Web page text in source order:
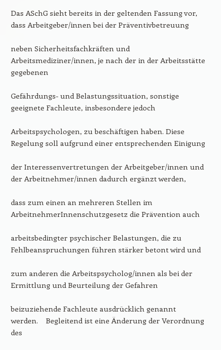
Das ASchG sieht bereits in der geltenden Fassung vor,
dass Arbeitgeber/innen bei der Präventivbetreuung
neben Sicherheitsfachkräften und
Arbeitsmediziner/innen, je nach der in der Arbeitsstätte
gegebenen
Gefährdungs- und Belastungssituation, sonstige
geeignete Fachleute, insbesondere jedoch
Arbeitspsychologen, zu beschäftigen haben. Diese
Regelung soll aufgrund einer entsprechenden Einigung
der Interessenvertretungen der Arbeitgeber/innen und
der Arbeitnehmer/innen dadurch ergänzt werden,
dass zum einen an mehreren Stellen im
ArbeitnehmerInnenschutzgesetz die Prävention auch
arbeitsbedingter psychischer Belastungen, die zu
Fehlbeanspruchungen führen stärker betont wird und
zum anderen die Arbeitspsycholog/innen als bei der
Ermittlung und Beurteilung der Gefahren
beizuziehende Fachleute ausdrücklich genannt
werden.
Begleitend ist eine Änderung der Verordnung
des